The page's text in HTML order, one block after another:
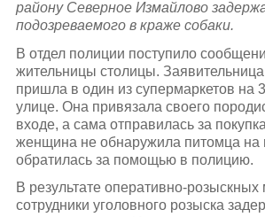
району Северное Измайлово
подозреваемого в краже собаки.
В отдел полиции поступило
жительницы столицы. Заявительница
пришла в один из супермаркетов на
улице. Она привязала своего
входе, а сама отправилась за
женщина не обнаружила питомца на
обратилась за помощью в полицию.
В результате оперативно-
сотрудники уголовного розыска